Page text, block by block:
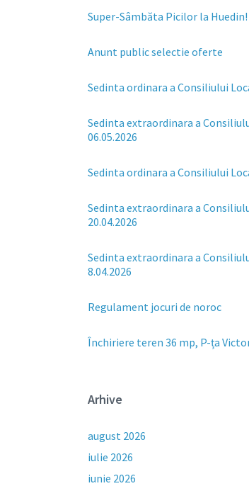
Super-Sâmbăta Picilor la Huedin!
Anunt public selectie oferte
Sedinta ordinara a Consiliului
Sedinta extraordinara a
06.05.2026
Sedinta ordinara a Consiliului
Sedinta extraordinara a
20.04.2026
Sedinta extraordinara a
8.04.2026
Regulament jocuri de noroc
Închiriere teren 36 mp, P-ța
Arhive
august 2026
iulie 2026
iunie 2026